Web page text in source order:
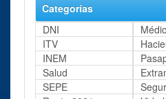
Categorías
DNI
ITV
INEM
Salud
SEPE